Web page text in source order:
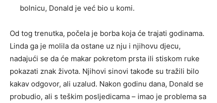
bolnicu, Donald je već bio u komi.
Od tog trenutka, počela je borba koja će trajati godinama.
Linda ga je molila da ostane uz nju i njihovu djecu,
nadajući se da će makar pokretom prsta ili stiskom ruke
pokazati znak života. Njihovi sinovi takođe su tražili bilo
kakav odgovor, ali uzalud. Nakon godinu dana, Donald se
probudio, ali s teškim posljedicama – imao je problema sa